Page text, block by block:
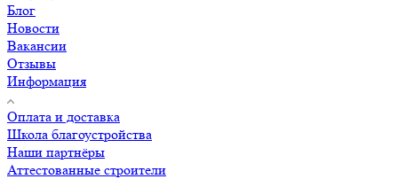
Блог
Новости
Вакансии
Отзывы
Информация
Оплата и доставка
Школа благоустройства
Наши партнёры
Аттестованные строители